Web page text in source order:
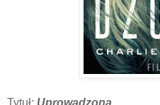
Tytuł: Uprowadzona